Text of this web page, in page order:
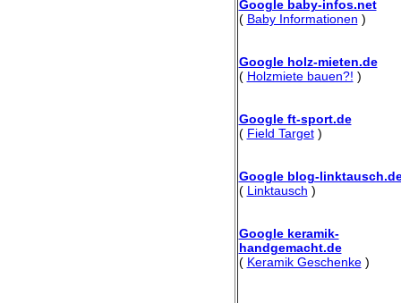
Google baby-infos.net
( Baby Informationen )
Google holz-mieten.de
( Holzmiete bauen?! )
Google ft-sport.de
( Field Target)
Google blog-
( Linktausch )
Google keramik-
handgemacht.de
( Keramik Geschenke)